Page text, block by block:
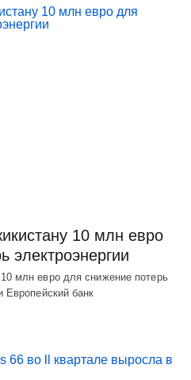
10 млн евро
электроэнергии
млн евро для снижение потерь
Европейский банк